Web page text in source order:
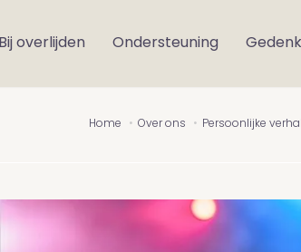
Bij overlijden Ondersteuning
Home Over ons Persoonlijke